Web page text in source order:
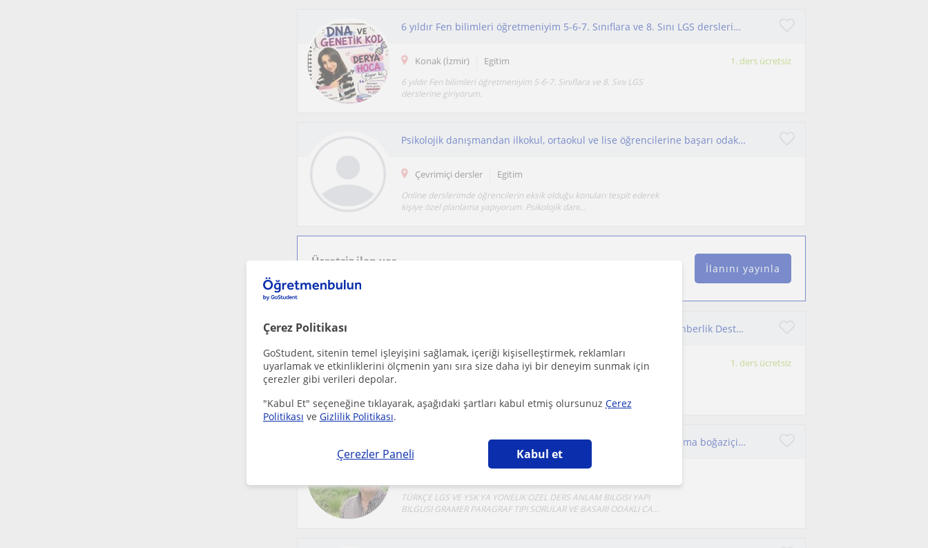
Çerez Politikası
GoStudent, sitenin temel işleyişini sağlamak, içeriği kişiselleştirmek, reklamları
uyarlamak ve etkinliklerini ölçmenin yanı sıra size daha iyi bir deneyim sunmak için
çerezler gibi verileri depolar.
"Kabul Et" seçeneğine tıklayarak, aşağıdaki şartları kabul etmiş olursunuz Çerez
Politikası ve Gizlilik Politikası.
Çerezler Paneli Kabul et
6 yıldır Fen bilimleri öğretmeniyim 5-6-7. Sınıflara ve 8. Sını LGS derslerine giriyorum
Konak (İzmir) Egitim 1. ders ücretsiz
6 yıldır Fen bilimleri öğretmeniyim 5-6-7. Sınıflara ve 8. Sını LGS
derslerine giriyorum.
Psikolojik danışmandan ilkokul, ortaokul ve lise öğrencilerine başarı odaklı online ders ve mentorluk!
Çevrimiçi dersler Egitim
Online derslerimde öğrencilerin eksik olduğu konuları tespit ederek
kişiye özel planlama yapıyorum. Psikolojik danı...
Ücretsiz ilan ver
Ücretsiz bir ilan ver ve öğretmenlerin seninle iletişime geçmesini sağla
İlanını yayınla
Ortaokul ve Lise Öğrencilerine Bireysel Eğitim Koçluğu ve Rehberlik Desteği
Kusadasi Egitim 1. ders ücretsiz
Paragraf ve anlam bilgisidilnilgisi konularında uzmanım oğluma boğaziçi üniversitesi Bilgisayar mühendisliğini kazanması hususunda
TÜRKÇE LGS VE YSK YA YONELIK OZEL DERS ANLAM BILGISI YAPI
BILGUSI GRAMER PARAGRAF TIPI SORULAR VE BASARI ODAKLI CA...